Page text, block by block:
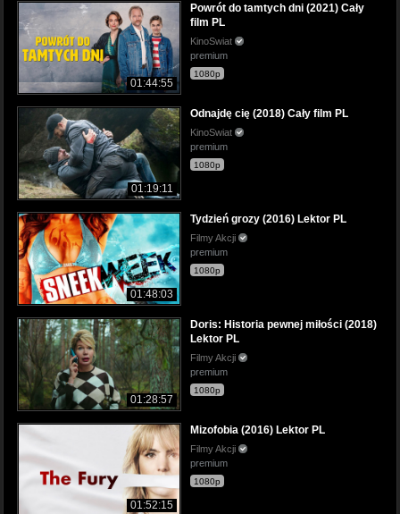
01:44:55
Powrót do tamtych dni (2021) Cały
film PL
KinoSwiat
premium
1080p
01:19:11
Odnajdę cię (2018) Cały film PL
KinoSwiat
premium
1080p
01:48:03
Tydzień grozy (2016) Lektor PL
Filmy Akcji
premium
1080p
01:28:57
Doris: Historia pewnej miłości (2018)
Lektor PL
Filmy Akcji
premium
1080p
01:52:15
Mizofobia (2016) Lektor PL
Filmy Akcji
premium
1080p